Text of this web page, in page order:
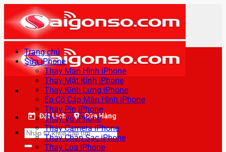
qua
nội
dung
Đặt Lịch Cửa Hàng
Tìm
kiếm:
Trang chủ
Sửa iPhone
Thay Màn Hình iPhone
Thay Mặt Kính iPhone
Thay Kính Lưng iPhone
Ép Cổ Cáp Màn Hình iPhone
Thay Pin iPhone
Thay Vỏ iPhone
Thay Camera iPhone
Thay Chân Sạc iPhone
Thay Loa iPhone